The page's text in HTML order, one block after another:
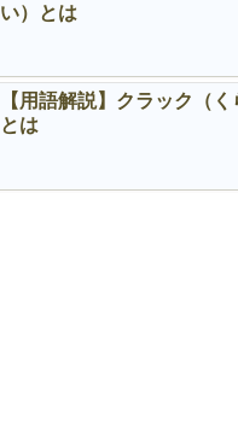
い）とは
【用語解説】クラック（く
とは